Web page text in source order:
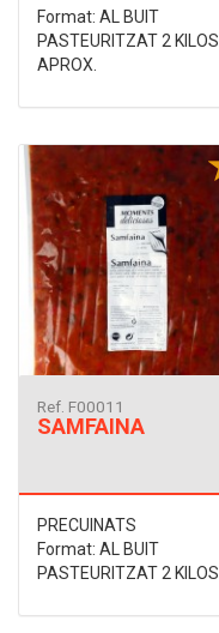
Format: AL BUIT
PASTEURITZAT 2 KILOS
APROX.
Ref. F00011
SAMFAINA
PRECUINATS
Format: AL BUIT
PASTEURITZAT 2 KILOS